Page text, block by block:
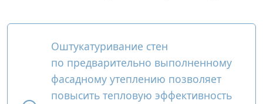
Оштукатуривание стен
по предварительно выполненному
фасадному утеплению позволяет
повысить тепловую эффективность